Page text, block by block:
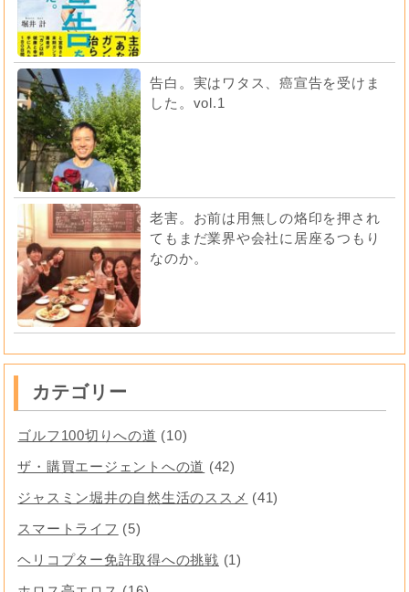
告白。実はワタス、癌宣告を受けま
した。vol.1
老害。お前は用無しの烙印を押され
てもまだ業界や会社に居座るつもり
なのか。
カテゴリー
ゴルフ100切りへの道 (10)
ザ・購買エージェントへの道 (42)
ジャスミン堀井の自然生活のススメ (41)
スマートライフ (5)
ヘリコプター免許取得への挑戦 (1)